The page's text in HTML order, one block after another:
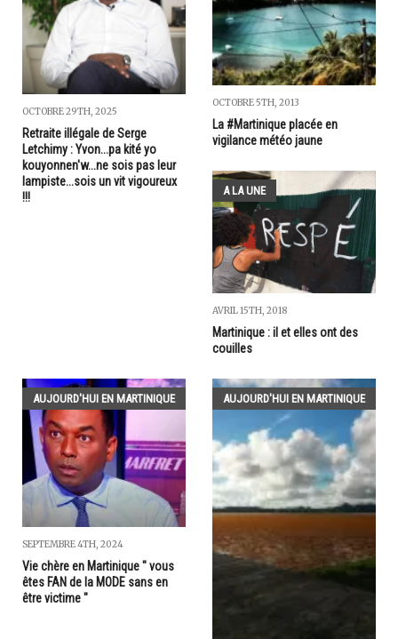
OCTOBRE 29TH, 2025
Retraite illégale de Serge
Letchimy : Yvon...pa kité yo
kouyonnen'w...ne sois pas leur
lampiste...sois un vit vigoureux
!!!
OCTOBRE 5TH, 2013
La #Martinique placée en
vigilance météo jaune
A LA UNE
AVRIL 15TH, 2018
Martinique : il et elles ont des
couilles
AUJOURD'HUI EN MARTINIQUE
SEPTEMBRE 4TH, 2024
Vie chère en Martinique " vous
êtes FAN de la MODE sans en
être victime "
AUJOURD'HUI EN MARTINIQUE